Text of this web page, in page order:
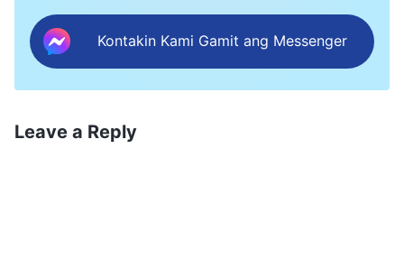
Kontakin Kami Gamit ang Messenger
Leave a Reply